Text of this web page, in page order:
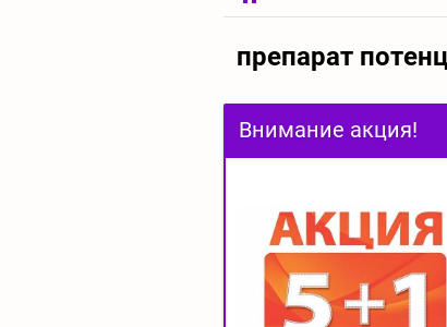
препарат
Внимание акция!